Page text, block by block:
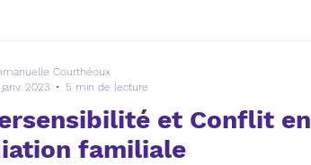
et Conflit en
familiale
Courthéoux
2023
5 min de lecture